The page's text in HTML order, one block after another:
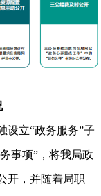
立“政务服务”子
事项”，将我局政
开，并随着局职